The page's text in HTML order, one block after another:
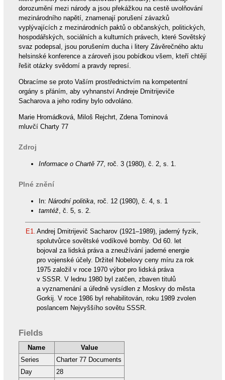
dorozumění mezi národy a jsou překážkou na cestě uvolňování
mezinárodního napětí, znamenají porušení závazků
vyplývajících z mezinárodních paktů o občanských, politických,
hospodářských, sociálních a kulturních právech, které Sovětský
svaz podepsal, jsou porušením ducha i litery Závěrečného aktu
helsinské konference a zároveň jsou pobídkou všem, kteří chtějí
řešit otázky svědomí a pravdy represí.
Obracíme se proto Vaším prostřednictvím na kompetentní
orgány s přáním, aby vyhnanství Andreje Dmitrijeviče
Sacharova a jeho rodiny bylo odvoláno.
Marie Hromádková, Miloš Rejchrt, Zdena Tominová
mluvčí Charty 77
Zdroj
Informace o Chartě 77, roč. 3 (1980), č. 2, s. 1.
Plné znění
In: Národní politika, roč. 12 (1980), č. 4, s. 1
tamtéž, č. 5, s. 2.
E1. Andrej Dmitrijevič Sacharov (1921–1989), jaderný fyzik,
spolutvůrce sovětské vodíkové bomby. Od 60. let
bojoval za lidská práva a zneužívání jaderné energie
pro vojenské účely. Držitel Nobelovy ceny míru za rok
1975 založil v roce 1970 výbor pro lidská práva
v SSSR. V lednu 1980 byl zatčen, zbaven titulů
a vyznamenání a úředně vysídlen z Moskvy do města
Gorkij. V roce 1986 byl rehabilitován, roku 1989 zvolen
poslancem Nejvyššího sovětu SSSR.
Fields
Name
Value
Series
Charter 77 Documents
Day
28